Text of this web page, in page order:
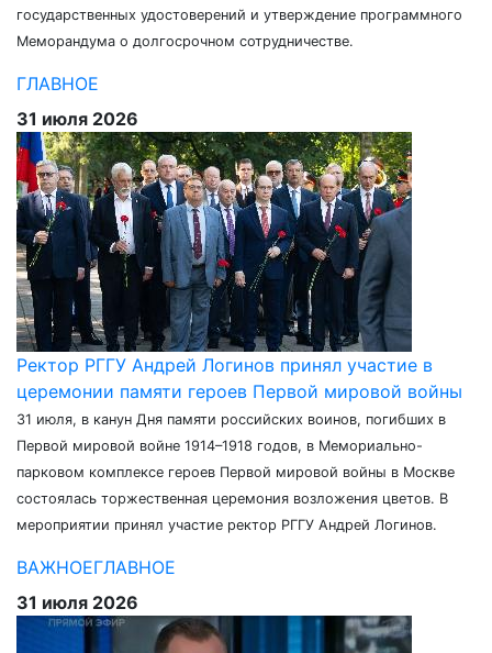
государственных удостоверений и утверждение программного
Меморандума о долгосрочном сотрудничестве.
ГЛАВНОЕ
31 июля 2026
Ректор РГГУ Андрей Логинов принял участие в
церемонии памяти героев Первой мировой войны
31 июля, в канун Дня памяти российских воинов, погибших в
Первой мировой войне 1914–1918 годов, в Мемориально-
парковом комплексе героев Первой мировой войны в Москве
состоялась торжественная церемония возложения цветов. В
мероприятии принял участие ректор РГГУ Андрей Логинов.
ВАЖНОЕГЛАВНОЕ
31 июля 2026